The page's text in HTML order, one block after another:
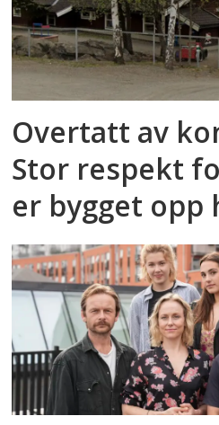
Overtatt av
Stor respekt
er bygget opp